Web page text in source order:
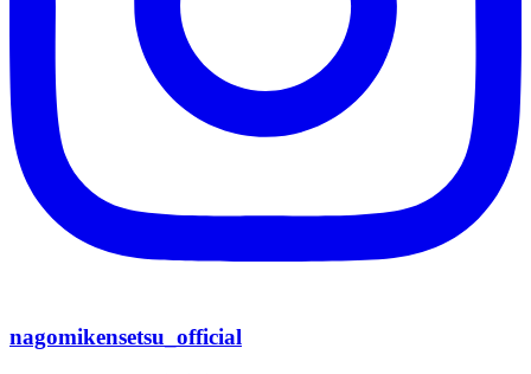
nagomikensetsu_official